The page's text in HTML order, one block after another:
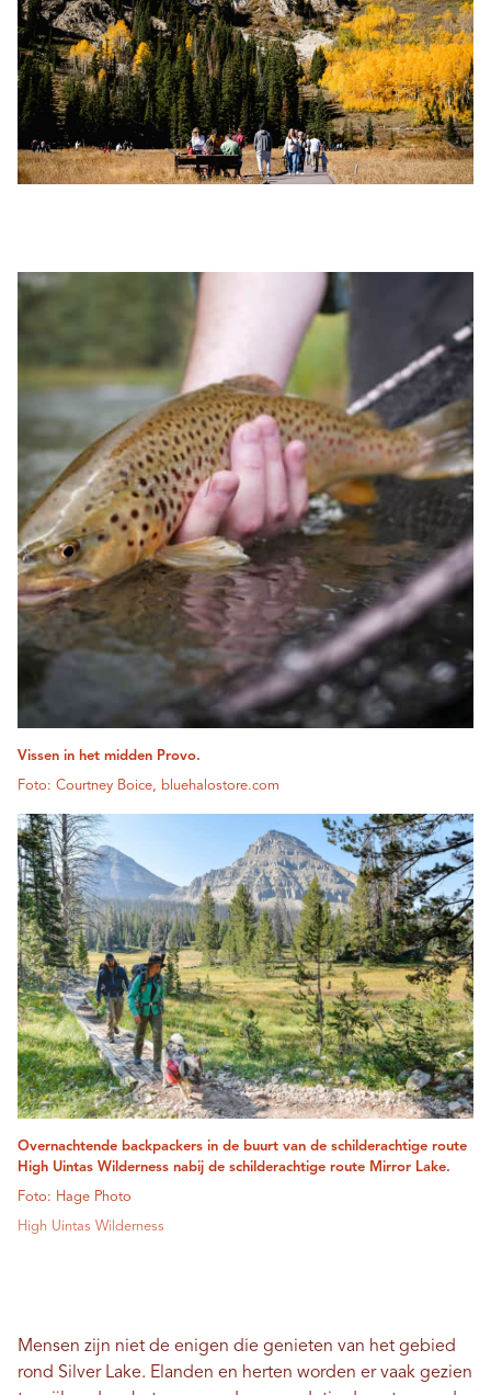
Vissen in het midden Provo.
Foto: Courtney Boice, bluehalostore.com
Overnachtende backpackers in de buurt van de schilderachtige route
High Uintas Wilderness nabij de schilderachtige route Mirror Lake.
Foto: Hage Photo
High Uintas Wilderness
Mensen zijn niet de enigen die genieten van het gebied
rond Silver Lake. Elanden en herten worden er vaak gezien